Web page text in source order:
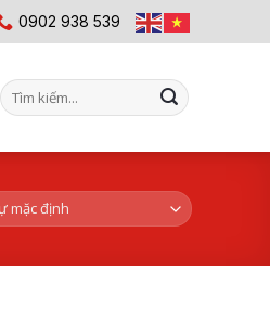
0902 938 539
Tìm
kiếm: